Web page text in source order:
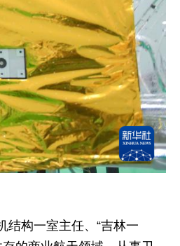
结构一室主任、“吉林一